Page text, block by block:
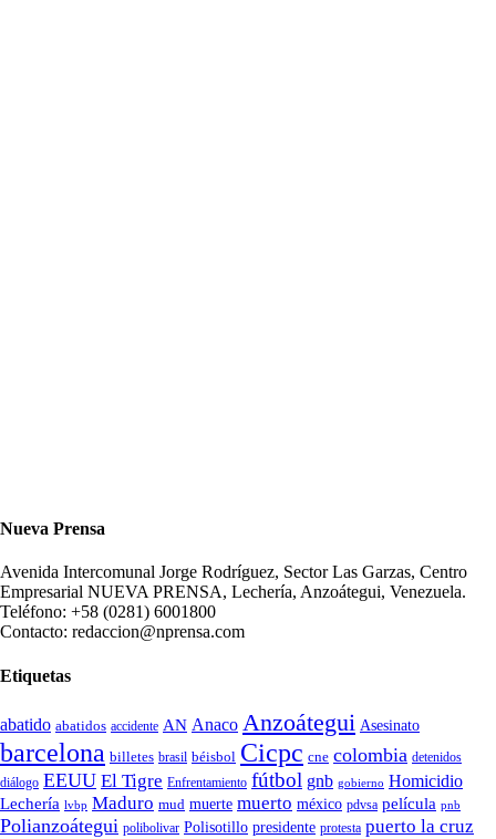
Nueva Prensa
Avenida Intercomunal Jorge Rodríguez, Sector Las Garzas, Centro
Empresarial NUEVA PRENSA, Lechería, Anzoátegui, Venezuela.
Teléfono: +58 (0281) 6001800
Contacto: redaccion@nprensa.com
Etiquetas
abatido abatidos accidente AN Anaco Anzoátegui Asesinato
barcelona billetes brasil béisbol Cicpc cne colombia detenidos
diálogo EEUU El Tigre Enfrentamiento fútbol gnb gobierno Homicidio
Lechería lvbp Maduro mud muerte muerto méxico pdvsa película pnb
Polianzoátegui polibolivar Polisotillo presidente protesta puerto la cruz